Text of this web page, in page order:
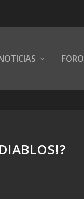
FORO